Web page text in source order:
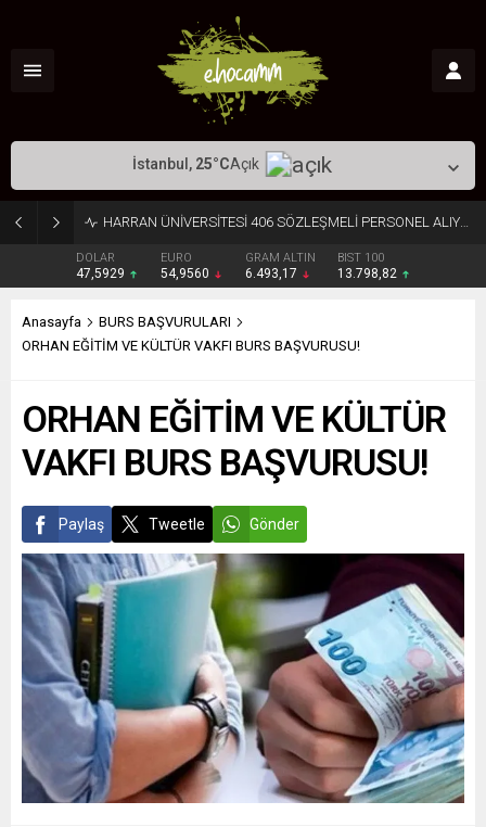
HARRAN ÜNİVERSİTESİ 406 SÖZLEŞMELİ PERSONEL ALIYOR
DOLAR
47,5929
EURO
54,9560
GRAM ALTIN
6.493,17
BIST 100
13.798,82
İstanbul, 25°CAçık
Anasayfa
BURS BAŞVURULARI
ORHAN EĞİTİM VE KÜLTÜR VAKFI BURS BAŞVURUSU!
ORHAN EĞİTİM VE KÜLTÜR
VAKFI BURS BAŞVURUSU!
Paylaş Tweetle Gönder